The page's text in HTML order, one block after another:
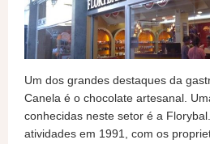
Um dos grandes destaques da
Canela é o chocolate artesanal.
conhecidas neste setor é a
atividades em 1991, com os